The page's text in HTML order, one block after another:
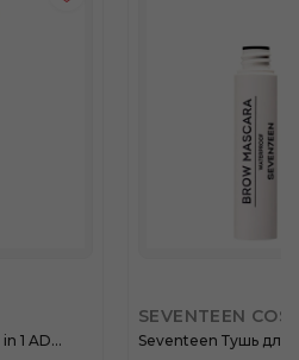
1 AD...
SEVENTEEN
Seventeen Тушь для